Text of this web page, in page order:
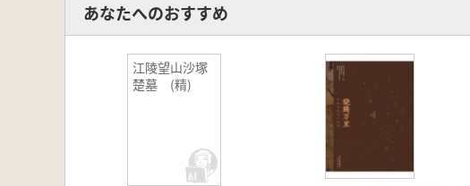
あなたへのおすすめ
江陵望山沙塚
楚墓 (精)